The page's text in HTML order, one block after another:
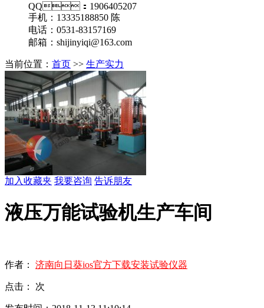
QQ：1906405207
手机：13335188850 陈
电话：0531-83157169
邮箱：shijinyiqi@163.com
当前位置： 首页 >> 生产实力
加入收藏夹 我要咨询 告诉朋友
液压万能试验机生产车间
作者： 济南向日葵ios官方下载安装试验仪器
点击： 次